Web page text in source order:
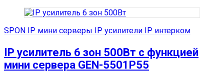
SPON IP мини серверы IP усилители IP интерком
IP усилитель 6 зон 500Вт с функцией
мини сервера GEN-5501P55